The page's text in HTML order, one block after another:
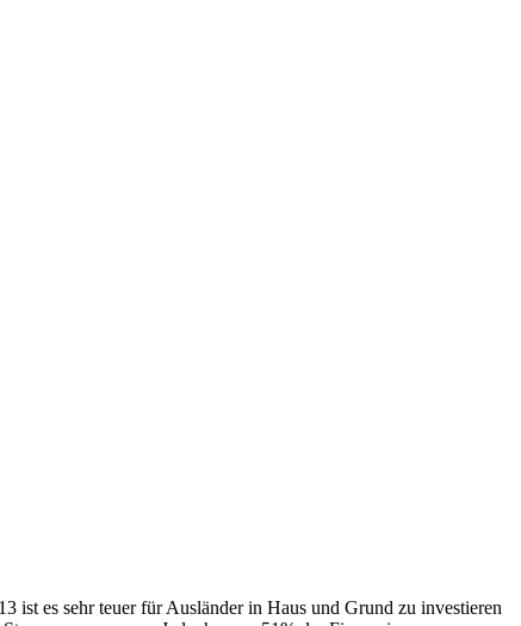
ist es sehr teuer für Ausländer in Haus und Grund zu investieren